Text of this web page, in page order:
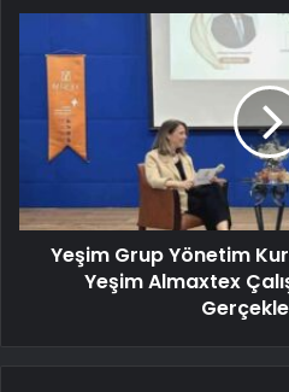
Yeşim Grup Yönetim
Yeşim Almaxtex